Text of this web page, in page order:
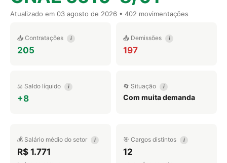
Atualizado em 03 agosto de 2026 • 402 movimentações
📥 Contratações i
205
📤 Demissões i
197
⚖️ Saldo líquido i
+8
🔄 Situação i
Com muita demanda
💰 Salário médio do setor i
R$ 1.771
🎯 Cargos distintos i
12